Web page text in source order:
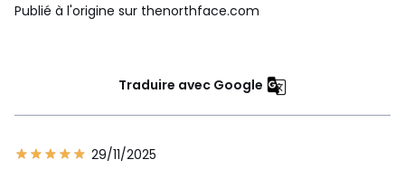
Publié à l'origine sur thenorthface.com
Traduire avec Google
29/11/2025